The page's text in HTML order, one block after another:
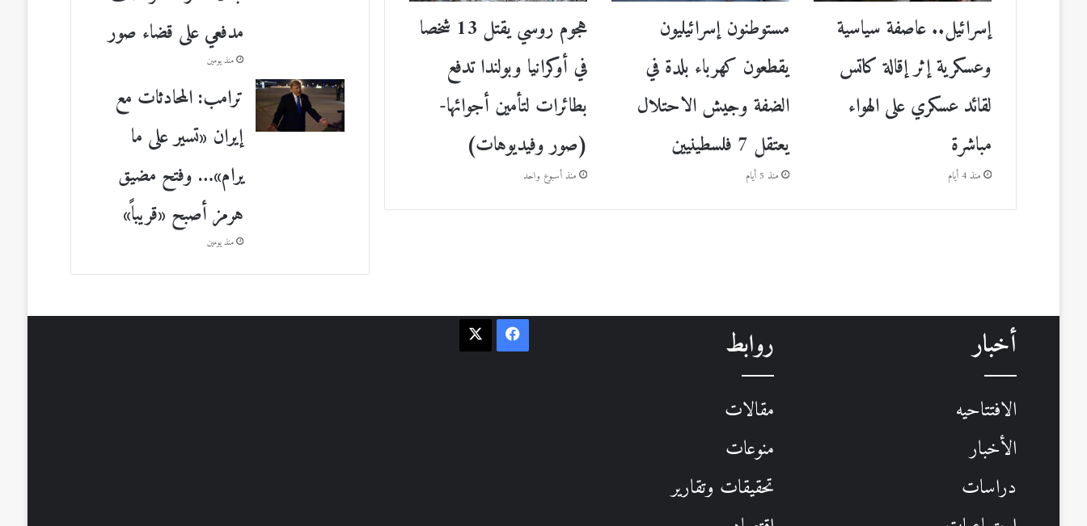
إسرائيل.. عاصفة سياسية
وعسكرية إثر إقالة كاتس
لقائد عسكري على الهواء
مباشرة
منذ 4 أيام
مستوطنون إسرائيليون
يقطعون كهرباء بلدة في
الضفة وجيش الاحتلال
يعتقل 7 فلسطينيين
منذ 5 أيام
هجوم روسي يقتل 13 شخصا
في أوكرانيا وبولندا تدفع
بطائرات لتأمين أجوائها-
(صور وفيديوهات)
منذ أسبوع واحد
مدفعي على قضاء صور
منذ يومين
ترامب: المحادثات مع
إيران «تسير على ما
يرام»… وفتح مضيق
هرمز أصبح «قريباً»
منذ يومين
أخبار
الافتتاحيه
الأخبار
دراسات
روابط
مقالات
منوعات
تحقيقات وتقارير
فيسبوك